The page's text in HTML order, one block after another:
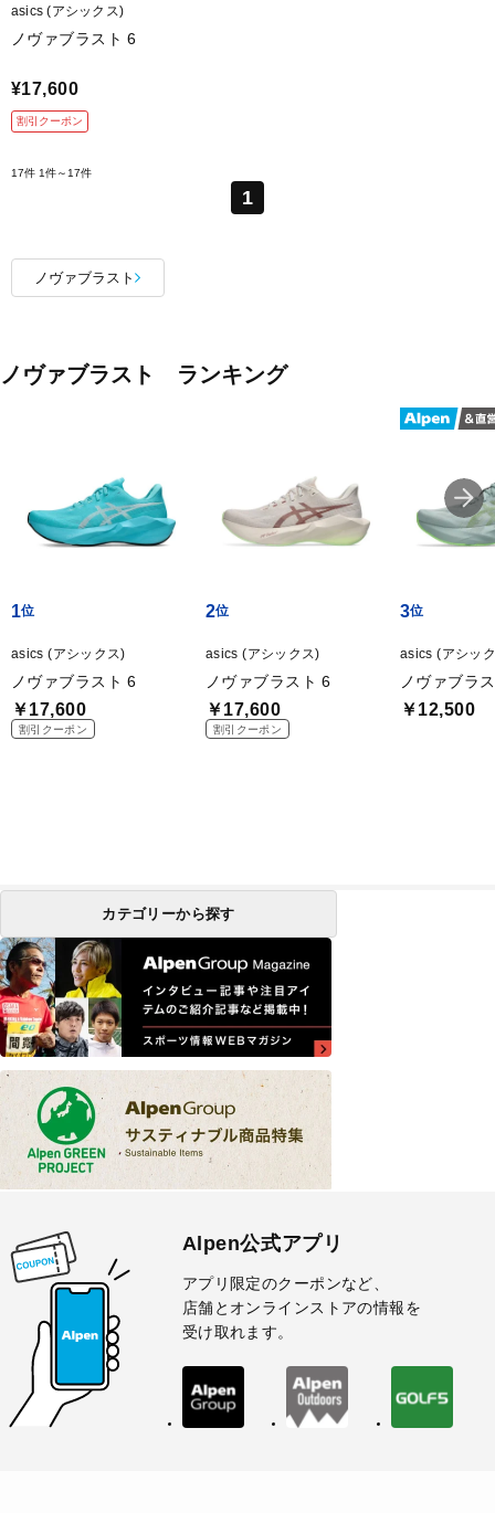
asics (アシックス)
ノヴァブラスト 6
¥17,600
割引クーポン
17件 1件～17件
1
ノヴァブラスト
ノヴァブラスト ランキング
1
asics (アシックス)
ノヴァブラスト 6
￥17,600
割引クーポン
2
asics (アシックス)
ノヴァブラスト 6
￥17,600
割引クーポン
3
asics (アシッ
ノヴァブラ
￥12,500
カテゴリーから探す
Alpen公式アプリ
アプリ限定のクーポンなど、
店舗とオンラインストアの情報を
受け取れます。